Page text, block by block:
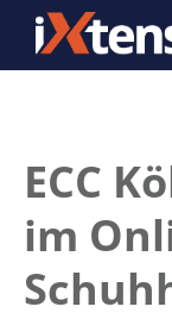
ECC
im